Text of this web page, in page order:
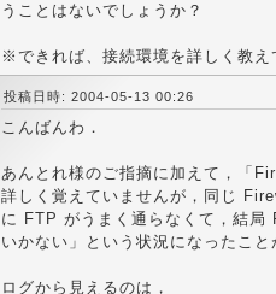
うことはないでしょうか？
※できれば、接続環境を詳しく教え
投稿日時: 2004-05-13 00:26
こんばんわ．
あんとれ様のご指摘に加えて，「
詳しく覚えていませんが，同じ
に FTP がうまく通らなくて，結局
いかない」という状況になったこと
ログから見えるのは，